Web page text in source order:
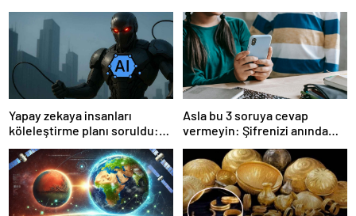
Yapay zekaya insanları
köleleştirme planı soruldu:
Cevap tüyler ürpertici!
Asla bu 3 soruya cevap
vermeyin: Şifrenizi anında
buluyorlar